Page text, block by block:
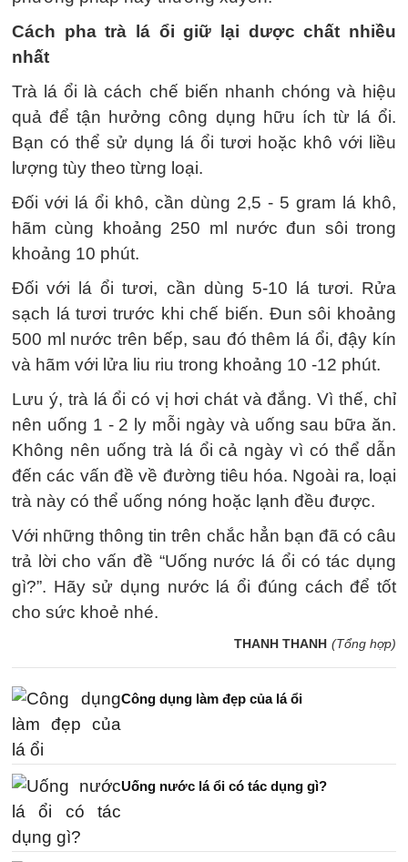
Cách pha trà lá ổi giữ lại dược chất nhiều
nhất
quả để tận hưởng công dụng hữu ích từ lá ổi.
Bạn có thể sử dụng lá ổi tươi hoặc khô với liều
hãm cùng khoảng 250 ml nước đun sôi trong
sạch lá tươi trước khi chế biến. Đun sôi khoảng
500 ml nước trên bếp, sau đó thêm lá ổi, đậy kín
và hãm với lửa liu riu trong khoảng 10 -12 phút.
Lưu ý, trà lá ổi có vị hơi chát và đắng. Vì thế, chỉ
nên uống 1 - 2 ly mỗi ngày và uống sau bữa ăn.
Không nên uống trà lá ổi cả ngày vì có thể dẫn
đến các vấn đề về đường tiêu hóa. Ngoài ra, loại
trà này có thể uống nóng hoặc lạnh đều được.
Với những thông tin trên chắc hẳn bạn đã có câu
trả lời cho vấn đề “Uống nước lá ổi có tác dụng
gì?”. Hãy sử dụng nước lá ổi đúng cách để tốt
cho sức khoẻ nhé.
THANH THANH (Tổng hợp)
Công dụng làm đẹp của lá ổi
Uống nước lá ổi có tác dụng gì?